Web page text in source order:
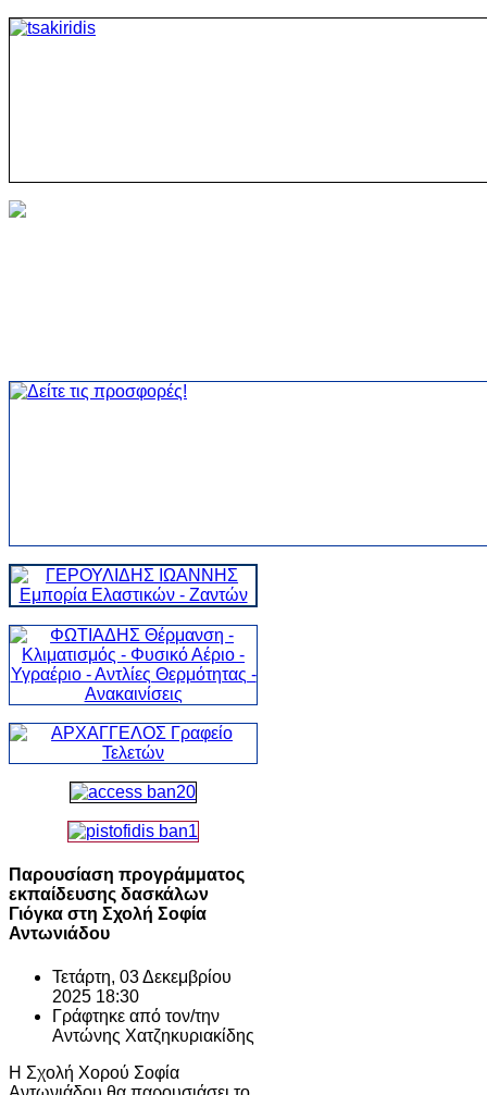
Παρουσίαση προγράμματος
εκπαίδευσης δασκάλων
Γιόγκα στη Σχολή Σοφία
Αντωνιάδου
Τετάρτη, 03 Δεκεμβρίου
2025 18:30
Γράφτηκε από τον/την
Αντώνης Χατζηκυριακίδης
Η Σχολή Χορού Σοφία